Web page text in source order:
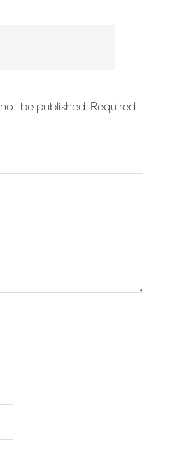
be published. Required